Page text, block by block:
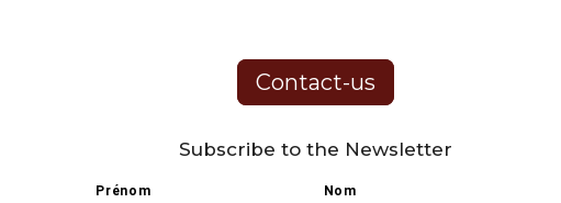
Contact-us
Subscribe to the Newsletter